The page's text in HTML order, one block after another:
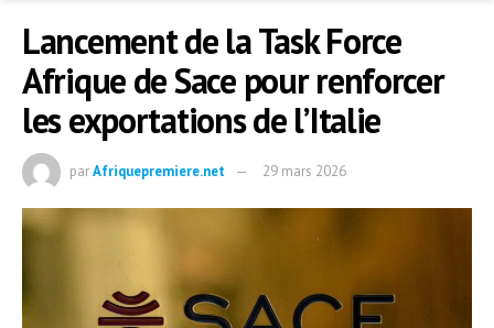
Lancement de la Task Force
Afrique de Sace pour renforcer
les exportations de l’Italie
parAfriquepremiere.net 29 mars 2026